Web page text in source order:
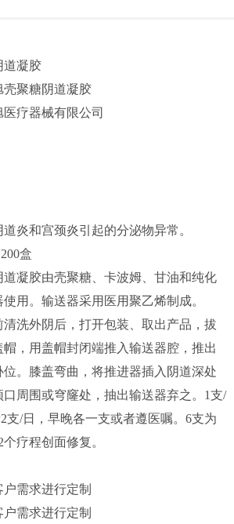
道凝胶
聚糖阴道凝胶
疗器械有限公司
炎和宫颈炎引起的分泌物异常。
盒
凝胶由壳聚糖、卡波姆、甘油和纯化
用。输送器采用医用聚乙烯制成。
洗外阴后，打开包装、取出产品，拔
，用盖帽封闭端推入输送器腔，推出
。膝盖弯曲，将推进器插入阴道深处
周围或穹窿处，抽出输送器弃之。1支/
支/日，早晚各一支或者遵医嘱。6支为
疗程创面修复。
需求进行定制
需求进行定制